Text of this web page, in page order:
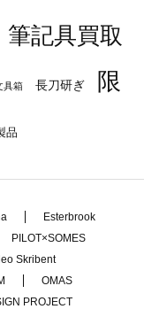
筆記具買取
具箱 長刀研ぎ
限
品
Esterbrook
PILOT×SOMES
Skribent
OMAS
PROJECT